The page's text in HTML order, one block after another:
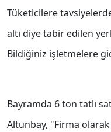
Tüketicilere
altı diye tabir edilen
Bildiğiniz işletmelere
Bayramda 6 ton tatlı
Altunbay, "Firma olarak